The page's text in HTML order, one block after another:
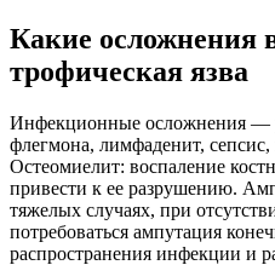
Какие осложнения
трофическая язва
Инфекционные осложнения —
флегмона, лимфаденит, сепсис,
Остеомиелит: воспаление
привести к ее разрушению.
тяжелых случаях, при
потребоваться ампутация
распространения инфекции и